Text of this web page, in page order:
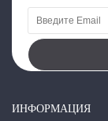
ИНФОРМАЦИЯ